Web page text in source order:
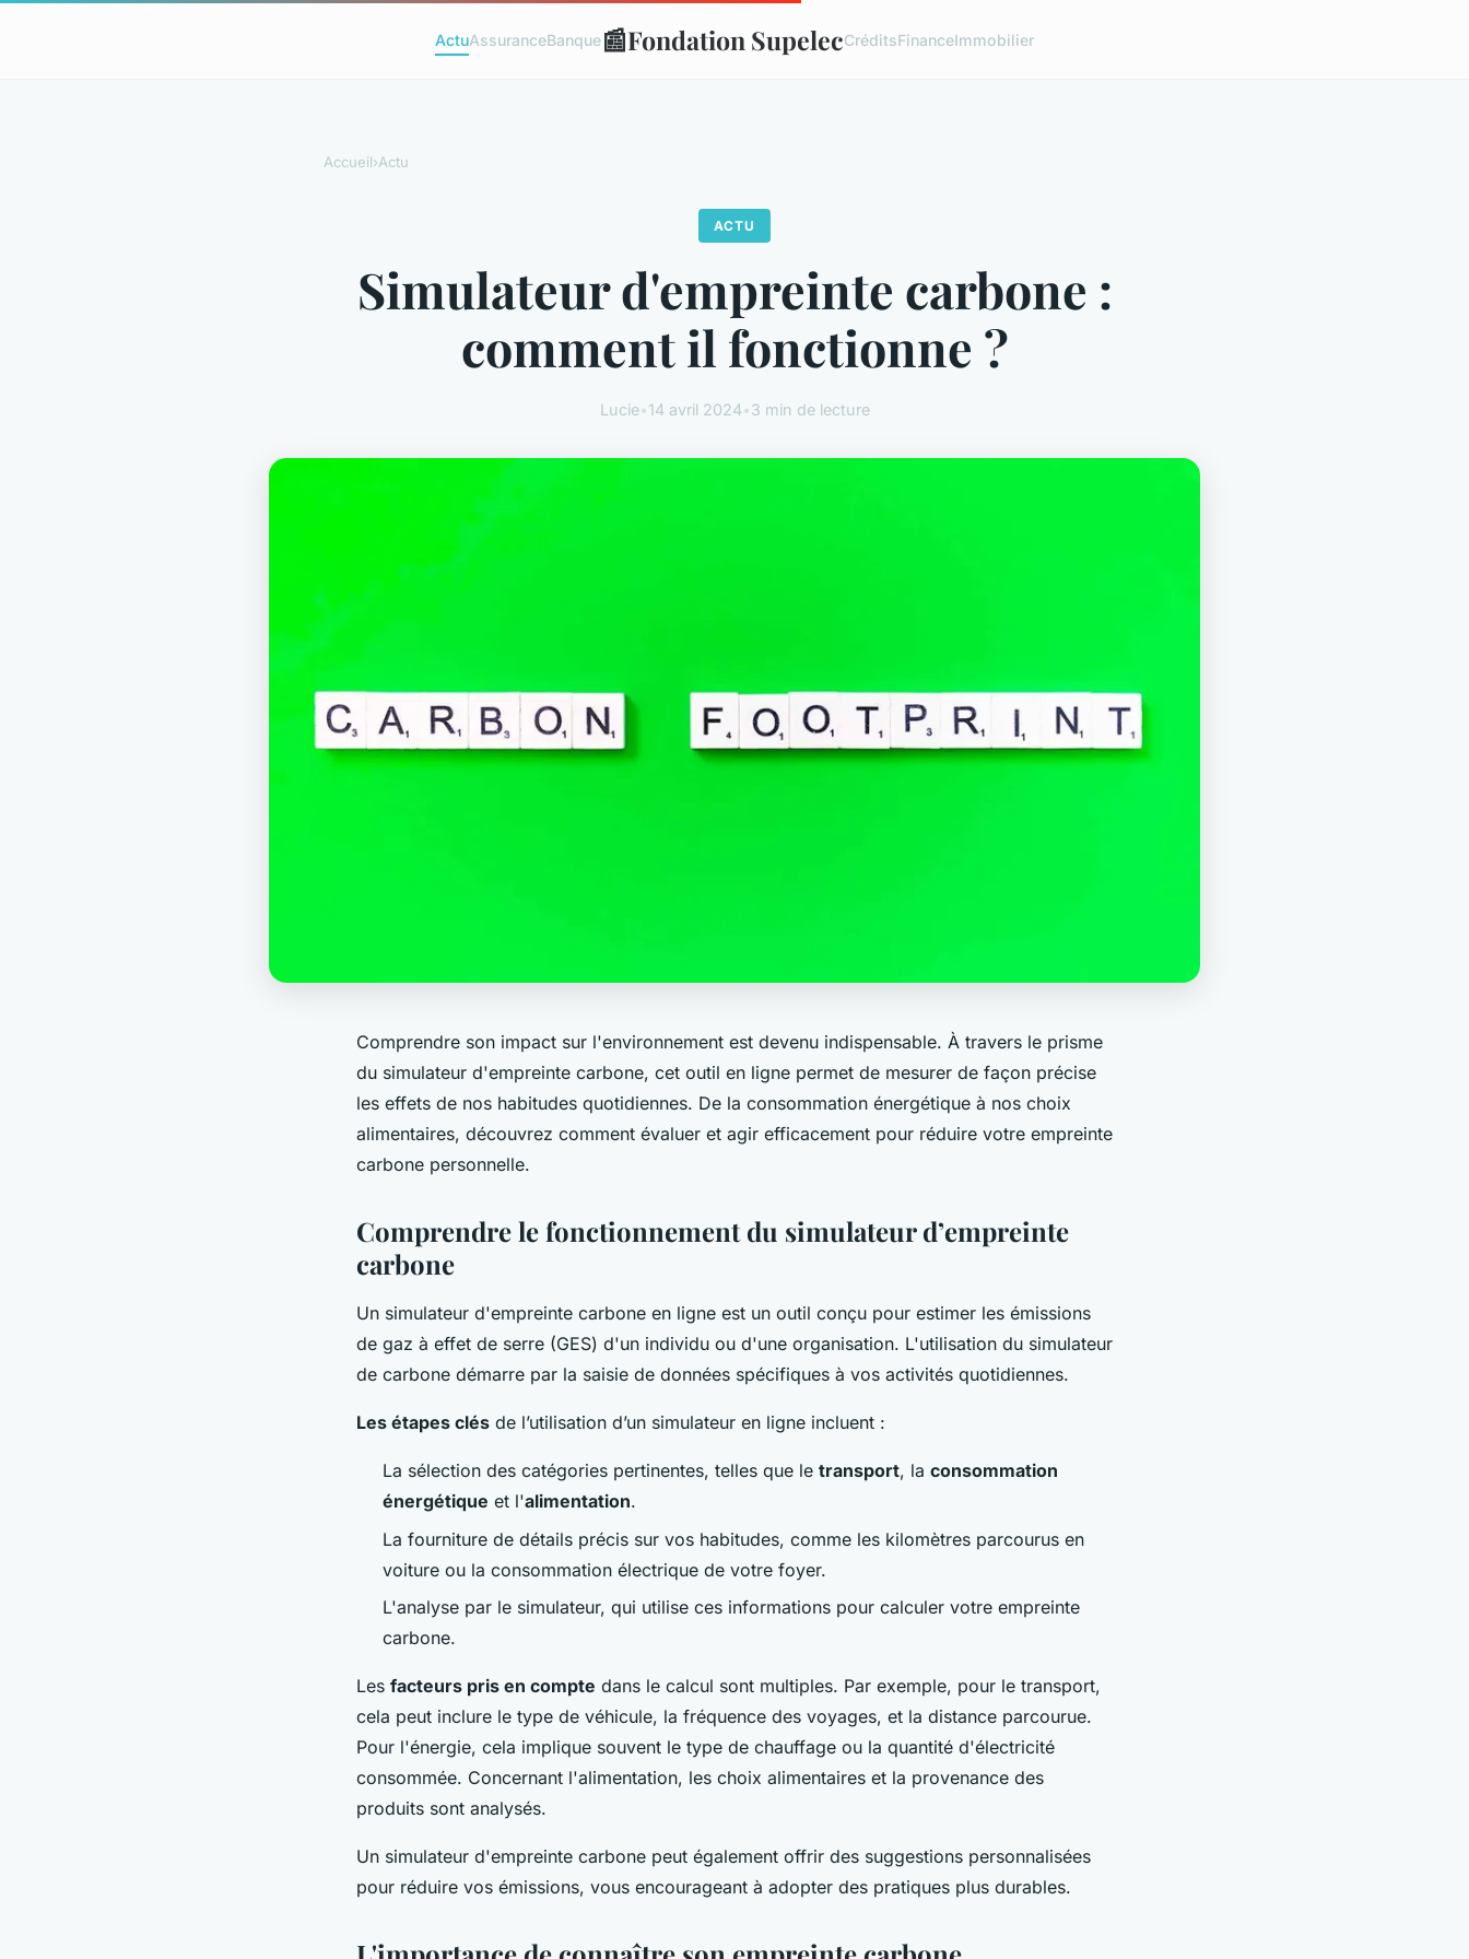
ActuAssuranceBanque📰Fondation SupelecCréditsFinanceImmobilier
Accueil›Actu
ACTU
Simulateur d'empreinte carbone :
comment il fonctionne ?
Lucie•14 avril 2024•3 min de lecture
Comprendre son impact sur l'environnement est devenu indispensable. À travers le prisme
du simulateur d'empreinte carbone, cet outil en ligne permet de mesurer de façon précise
les effets de nos habitudes quotidiennes. De la consommation énergétique à nos choix
alimentaires, découvrez comment évaluer et agir efficacement pour réduire votre empreinte
carbone personnelle.
Comprendre le fonctionnement du simulateur d’empreinte
carbone
Un simulateur d'empreinte carbone en ligne est un outil conçu pour estimer les émissions
de gaz à effet de serre (GES) d'un individu ou d'une organisation. L'utilisation du simulateur
de carbone démarre par la saisie de données spécifiques à vos activités quotidiennes.
Les étapes clés de l’utilisation d’un simulateur en ligne incluent :
La sélection des catégories pertinentes, telles que le transport, la consommation
énergétique et l'alimentation.
La fourniture de détails précis sur vos habitudes, comme les kilomètres parcourus en
voiture ou la consommation électrique de votre foyer.
L'analyse par le simulateur, qui utilise ces informations pour calculer votre empreinte
carbone.
Les facteurs pris en compte dans le calcul sont multiples. Par exemple, pour le transport,
cela peut inclure le type de véhicule, la fréquence des voyages, et la distance parcourue.
Pour l'énergie, cela implique souvent le type de chauffage ou la quantité d'électricité
consommée. Concernant l'alimentation, les choix alimentaires et la provenance des
produits sont analysés.
Un simulateur d'empreinte carbone peut également offrir des suggestions personnalisées
pour réduire vos émissions, vous encourageant à adopter des pratiques plus durables.